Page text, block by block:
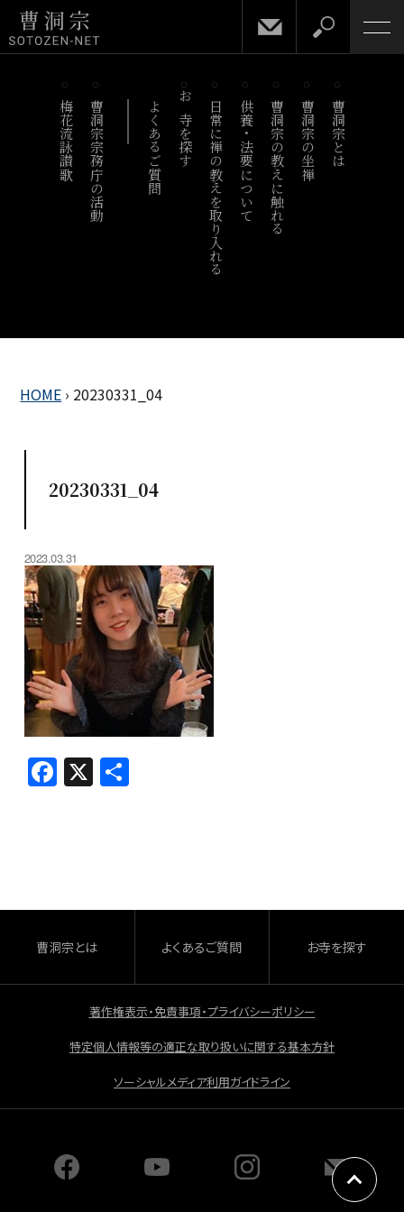
梅花流詠讃歌 曹洞宗宗務庁の活動 よくあるご質問 お寺を探す 日常に禅の教えを取り入れる供養・法要について曹洞宗の教えに触れる 曹洞宗の坐禅 曹洞宗とは
HOME › 20230331_04
20230331_04
2023.03.31
F
a
o
o
k
X 共
曹洞宗とは よくあるご質問 お寺を探す
著作権表示・免責事項・プライバシーポリシー
特定個人情報等の適正な取り扱いに関する基本方針
ソーシャルメディア利用ガイドライン